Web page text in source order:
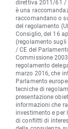
direttiva 2011/61 /
è una
raccomandano o
del regolamento
Consiglio, del 16
(regolamento
/ CE del
Commissione
regolamento
marzo 2016, che
Parlamento
tecniche di
presentazione
informazioni che
investimento e
di conflitti di